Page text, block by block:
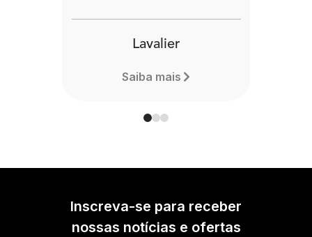
Lavalier
Saiba mais
Inscreva-se para receber
nossas notícias e ofertas